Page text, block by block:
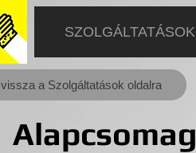
SZOLGÁLTATÁSOK
vissza a Szolgáltatások oldalra
Alapcsomag